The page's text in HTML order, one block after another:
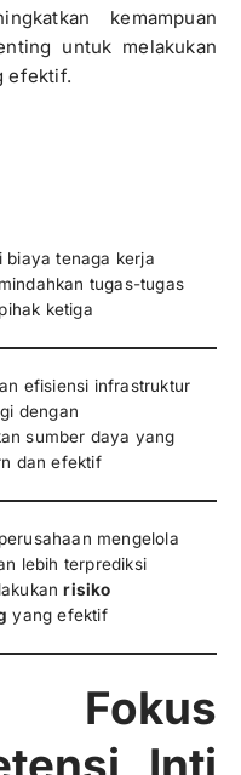
kemampuan
untuk melakukan
efektif.
biaya tenaga kerja
tugas-tugas
ketiga
efisiensi infrastruktur
dengan
sumber daya yang
dan efektif
mengelola
lebih terprediksi
risiko
yang efektif
Fokus